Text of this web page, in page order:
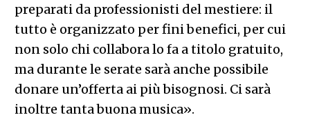
preparati da professionisti del mestiere: il
tutto è organizzato per fini benefici, per cui
non solo chi collabora lo fa a titolo gratuito,
ma durante le serate sarà anche possibile
donare un’offerta ai più bisognosi. Ci sarà
inoltre tanta buona musica».